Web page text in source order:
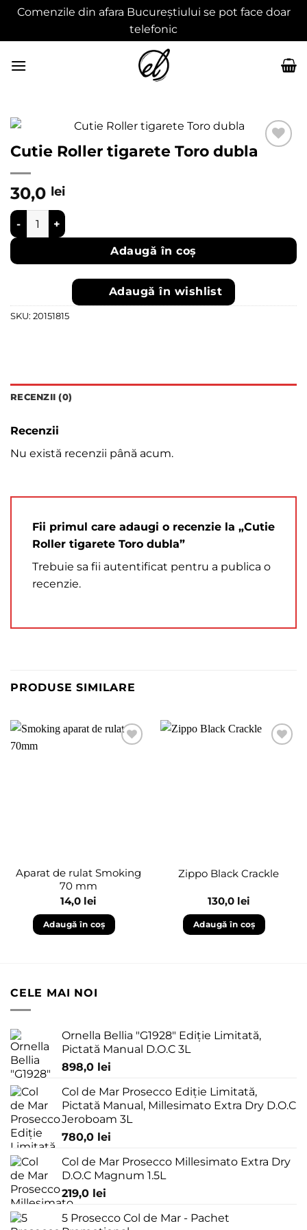
Comenzile din afara Bucureștiului se pot face doar
telefonic
Cutie Roller tigarete Toro dubla
30,0 lei
Cantitate Cutie Roller tigarete Toro dubla
Adaugă în coș
Adaugă în wishlist
SKU: 20151815
RECENZII (0)
Recenzii
Nu există recenzii până acum.
Fii primul care adaugi o recenzie la „Cutie
Roller tigarete Toro dubla”
Trebuie sa fii autentificat pentru a publica o
recenzie.
PRODUSE SIMILARE
Aparat de rulat Smoking
70 mm
14,0 lei
Adaugă în coș
Zippo Black Crackle
130,0 lei
Adaugă în coș
CELE MAI NOI
Ornella Bellia "G1928" Ediție Limitată,
Pictată Manual D.O.C 3L
898,0 lei
Col de Mar Prosecco Ediție Limitată,
Pictată Manual, Millesimato Extra Dry D.O.C
Jeroboam 3L
780,0 lei
Col de Mar Prosecco Millesimato Extra Dry
D.O.C Magnum 1.5L
219,0 lei
5 Prosecco Col de Mar - Pachet